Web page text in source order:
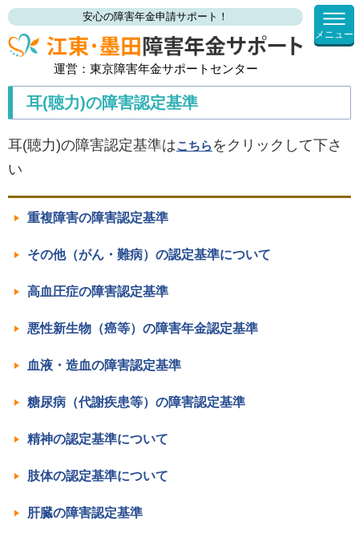
安心の障害年金申請サポート！
運営：東京障害年金サポートセンター
メニュー
耳(聴力)の障害認定基準
耳(聴力)の障害認定基準はこちらをクリックして下さ
い
重複障害の障害認定基準
その他（がん・難病）の認定基準について
高血圧症の障害認定基準
悪性新生物（癌等）の障害年金認定基準
血液・造血の障害認定基準
糖尿病（代謝疾患等）の障害認定基準
精神の認定基準について
肢体の認定基準について
肝臓の障害認定基準